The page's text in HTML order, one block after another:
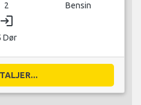
2 Bensin
login
Dør